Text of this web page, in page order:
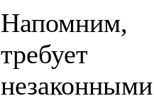
требует